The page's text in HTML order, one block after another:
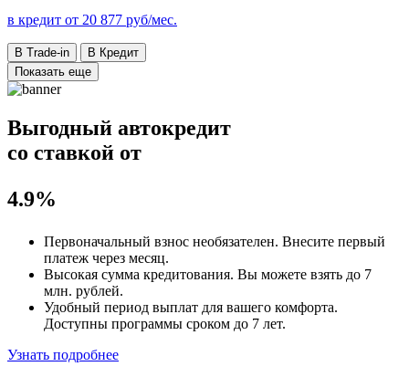
в кредит от 20 877 руб/мес.
В Trade-in
В Кредит
Показать еще
Выгодный автокредит
со ставкой от
4.9%
Первоначальный взнос необязателен. Внесите первый
платеж через месяц.
Высокая сумма кредитования. Вы можете взять до 7
млн. рублей.
Удобный период выплат для вашего комфорта.
Доступны программы сроком до 7 лет.
Узнать подробнее